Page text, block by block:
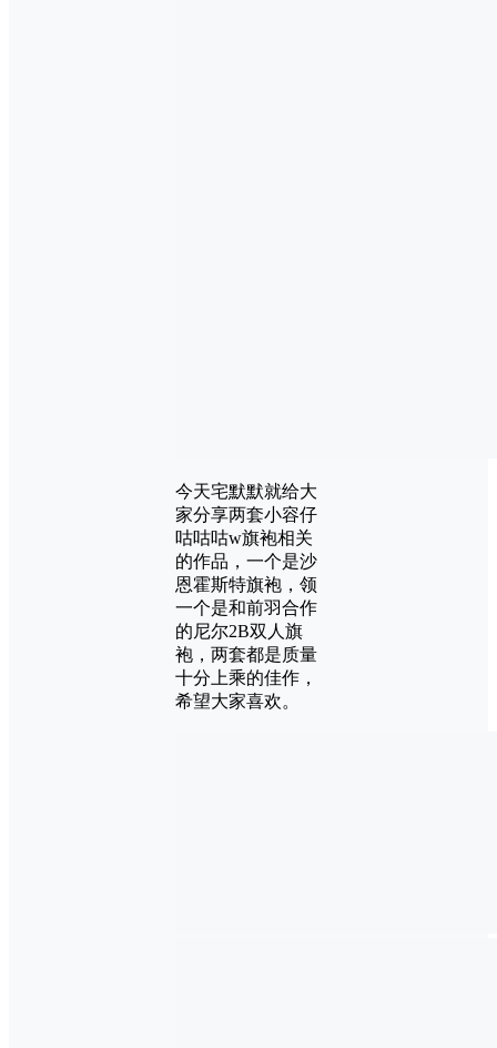
今天宅默默就给大
家分享两套小容仔
咕咕咕w旗袍相关
的作品，一个是沙
恩霍斯特旗袍，领
一个是和前羽合作
的尼尔2B双人旗
袍，两套都是质量
十分上乘的佳作，
希望大家喜欢。